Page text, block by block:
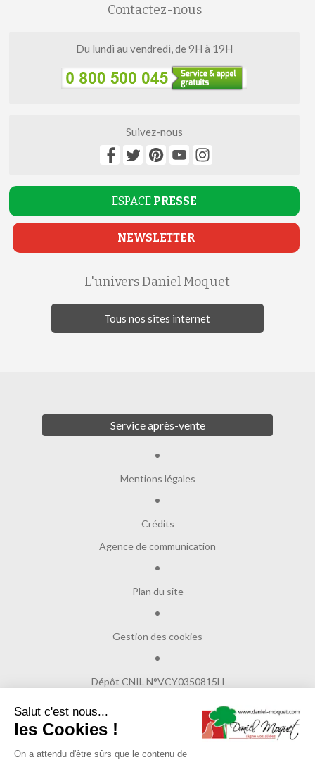
Contactez-nous
Du lundi au vendredi, de 9H à 19H
Suivez-nous
ESPACE PRESSE
NEWSLETTER
L'univers Daniel Moquet
Tous nos sites internet
Service après-vente
Mentions légales
Crédits
Agence de communication
Plan du site
Gestion des cookies
Dépôt CNIL N°VCY0350815H
Salut c'est nous...
les Cookies !
On a attendu d'être sûrs que le contenu de